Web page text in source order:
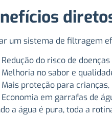
um sistema de filtragem
Redução do risco de
Melhoria no sabor e
Mais proteção para
Economia em garrafas de
a água é pura, toda a